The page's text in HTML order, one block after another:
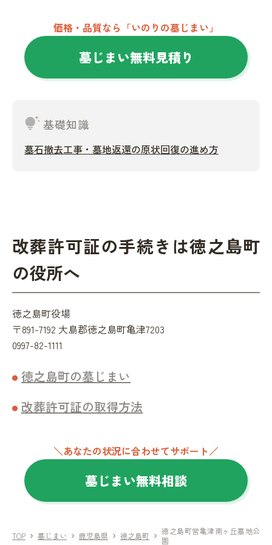
価格・品質なら「いのりの墓じまい」
墓じまい無料見積り
tips_and_updates基礎知識
墓石撤去工事・墓地返還の原状回復の進め方
改葬許可証の手続きは徳之島町
の役所へ
徳之島町役場
〒891-7192 大島郡徳之島町亀津7203
0997-82-1111
徳之島町の墓じまい
改葬許可証の取得方法
＼あなたの状況に合わせてサポート／
墓じまい無料相談
TOP chevron_right 墓じまい chevron_right 鹿児島県 chevron_right 徳之島町 chevron_right 徳之島町営亀津南ヶ丘墓地公
園